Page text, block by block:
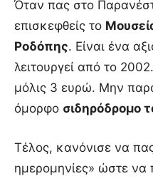
Όταν πας στο
επισκεφθείς το
Ροδόπης. Είναι ένα
λειτουργεί από το
μόλις 3 ευρώ. Μην
όμορφο σιδηρόδρομο
Τέλος, κανόνισε να
ημερομηνίες» ώστε να